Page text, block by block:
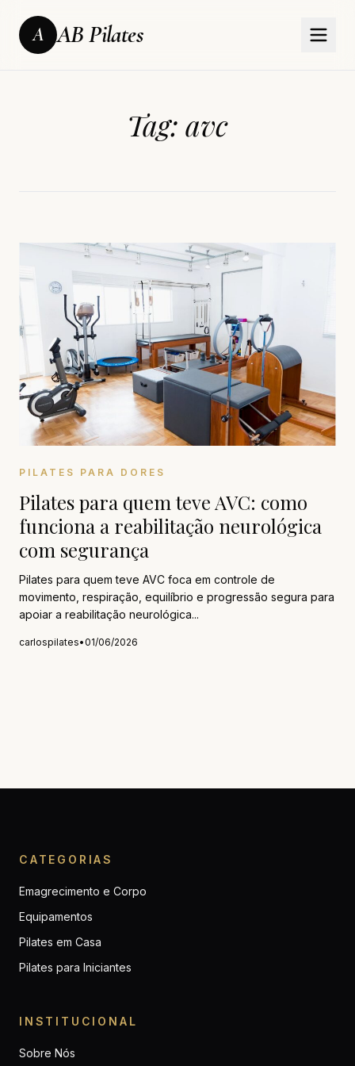
A AB Pilates
Tag: avc
PILATES PARA DORES
Pilates para quem teve AVC: como
funciona a reabilitação neurológica
com segurança
Pilates para quem teve AVC foca em controle de
movimento, respiração, equilíbrio e progressão segura para
apoiar a reabilitação neurológica...
carlospilates•01/06/2026
CATEGORIAS
Emagrecimento e Corpo
Equipamentos
Pilates em Casa
Pilates para Iniciantes
INSTITUCIONAL
Sobre Nós